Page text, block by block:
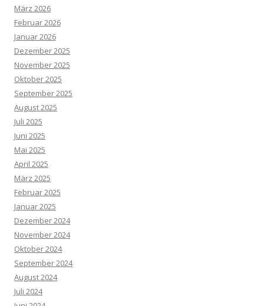
März 2026
Februar 2026
Januar 2026
Dezember 2025
November 2025
Oktober 2025
September 2025
August 2025
Juli 2025
Juni 2025
Mai 2025
April 2025
März 2025
Februar 2025
Januar 2025
Dezember 2024
November 2024
Oktober 2024
September 2024
August 2024
Juli 2024